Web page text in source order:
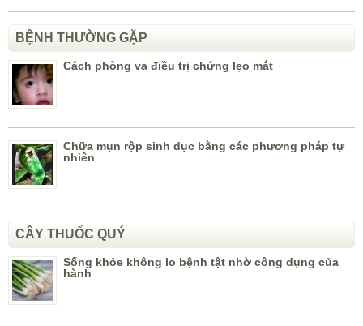
BỆNH THƯỜNG GẶP
Cách phòng va điều trị chứng lẹo mắt
Chữa mụn rộp sinh dục bằng các phương pháp tự
nhiên
CÂY THUỐC QUÝ
Sống khỏe không lo bệnh tật nhờ công dụng của
hành